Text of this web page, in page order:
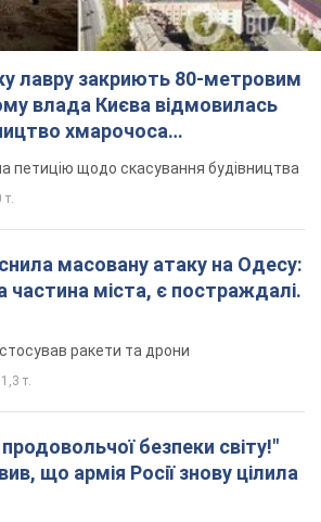
лавру закриють 80-метровим
влада Києва відмовилась
хмарочоса
петицію щодо скасування будівництва
т.
масовану атаку на Одесу:
частина міста, є постраждалі.
ракети та дрони
т.
безпеки світу!"
що армія Росії знову цілила